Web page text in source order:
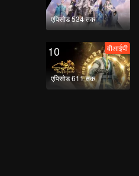
एपिसोड 534 तक
10
एपिसोड 611 तक
वीआईपी